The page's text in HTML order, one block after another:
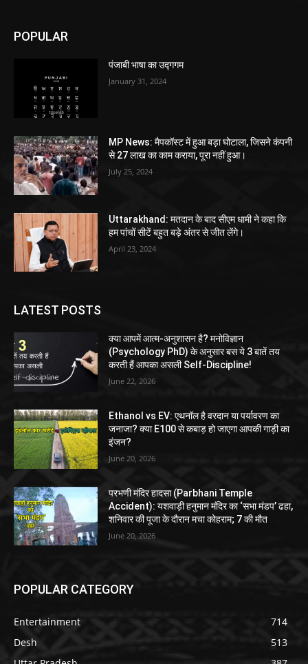
POPULAR
पंजाबी भाषा का उद्गगम
January 31, 2024
MP News: मैपकॉस्ट में हुआ बड़ा घोटाला, जिसने कंपनी
से 27 लाख का काम कराया, पूरा नहीं हुआ।
July 25, 2024
Uttarakhand: मतदान के बाद सीएम धामी ने कहा कि
हम पांचों सीटें बहुत बड़े अंतर से जीत लेंगे।
April 23, 2024
LATEST POSTS
क्या आपमें आत्म-अनुशासन है? मनोविज्ञान
(Psychology PhD) के अनुसार बस ये 3 बातें तय
करती हैं आपका असली Self-Discipline!
June 22, 2026
Ethanol vs EV: एथनॉल है वरदान या पर्यावरण का
जनाजा? क्या E100 से कबाड़ हो जाएगा आपकी गाड़ी का
इंजन?
June 20, 2026
परभणी मंदिर हादसा (Parbhani Temple
Accident): यशवाड़ी हनुमान मंदिर का ‘सभा मंडप’ ढहा,
शनिवार की पूजा के दौरान मचा कोहराम; 7 की मौत
June 20, 2026
POPULAR CATEGORY
Entertainment
714
Desh
513